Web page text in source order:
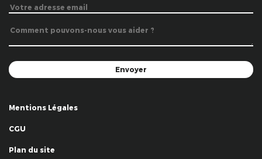
Mentions Légales
CGU
Plan du site